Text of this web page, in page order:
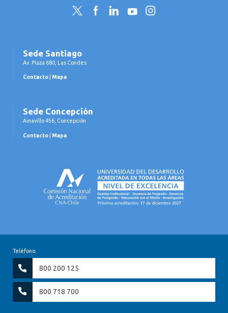
Twitter FacebookLinkedInYouTubeInstagram
Sede Santiago
Av. Plaza 680, Las Condes
Contacto Mapa
Sede Concepción
Ainavillo 456, Concepción
Contacto Mapa
Teléfono:
800 200 125
800 718 700